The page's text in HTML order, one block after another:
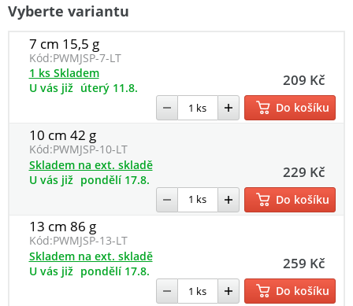
Vyberte variantu
7 cm 15,5 g
Kód:PWMJSP-7-LT
209 Kč
1 ks Skladem
U vás již úterý 11.8.
Do košíku
10 cm 42 g
Kód:PWMJSP-10-LT
229 Kč
Skladem na ext. skladě
U vás již pondělí 17.8.
Do košíku
13 cm 86 g
Kód:PWMJSP-13-LT
259 Kč
Skladem na ext. skladě
U vás již pondělí 17.8.
Do košíku